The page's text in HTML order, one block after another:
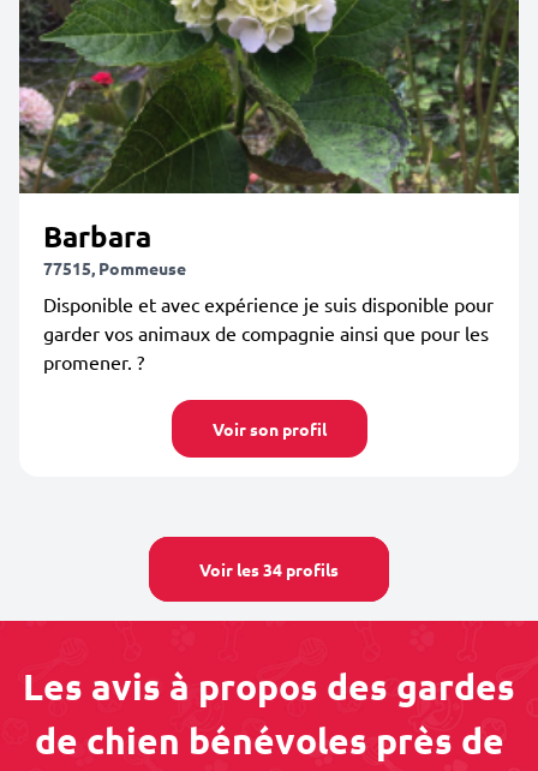
Barbara
77515, Pommeuse
Disponible et avec expérience je suis disponible pour
garder vos animaux de compagnie ainsi que pour les
promener. ?
Voir son profil
Voir les 34 profils
Les avis à propos des gardes
de chien bénévoles près de